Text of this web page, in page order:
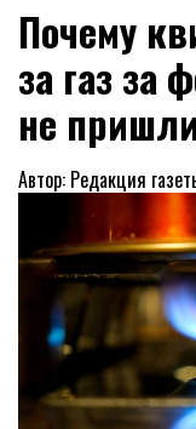
Почему
за газ за
не
Автор: Редакция